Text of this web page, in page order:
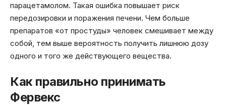
парацетамолом. Такая ошибка повышает риск
передозировки и поражения печени. Чем больше
препаратов «от простуды» человек смешивает между
собой, тем выше вероятность получить лишнюю дозу
одного и того же действующего вещества.
Как правильно принимать
Фервекс